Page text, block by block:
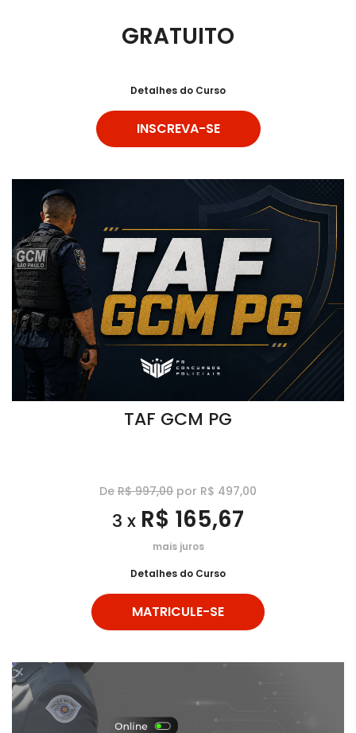
GRATUITO
Detalhes do Curso
INSCREVA-SE
TAF GCM PG
De R$ 997,00 por R$ 497,00
3 x R$ 165,67
mais juros
Detalhes do Curso
MATRICULE-SE